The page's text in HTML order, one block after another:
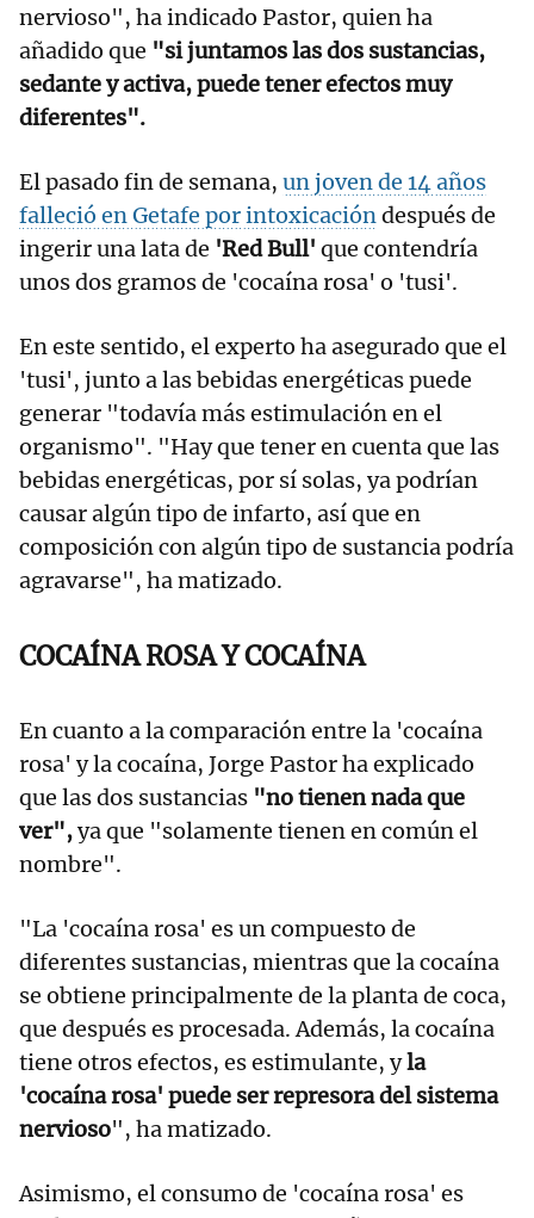
nervioso", ha indicado Pastor, quien ha
añadido que "si juntamos las dos sustancias,
sedante y activa, puede tener efectos muy
diferentes".
El pasado fin de semana, un joven de 14 años
falleció en Getafe por intoxicacióndespués de
ingerir una lata de 'Red Bull' que contendría
unos dos gramos de 'cocaína rosa' o 'tusi'.
En este sentido, el experto ha asegurado que el
'tusi', junto a las bebidas energéticas puede
generar "todavía más estimulación en el
organismo". "Hay que tener en cuenta que las
bebidas energéticas, por sí solas, ya podrían
causar algún tipo de infarto, así que en
composición con algún tipo de sustancia podría
agravarse", ha matizado.
COCAÍNA ROSA Y COCAÍNA
En cuanto a la comparación entre la 'cocaína
rosa' y la cocaína, Jorge Pastor ha explicado
que las dos sustancias "no tienen nada que
ver",ya que "solamente tienen en común el
nombre".
"La 'cocaína rosa' es un compuesto de
diferentes sustancias, mientras que la cocaína
se obtiene principalmente de la planta de coca,
que después es procesada. Además, la cocaína
tiene otros efectos, es estimulante, yla
'cocaína rosa' puede ser represora del sistema
nervioso", ha matizado.
Asimismo, el consumo de 'cocaína rosa' es